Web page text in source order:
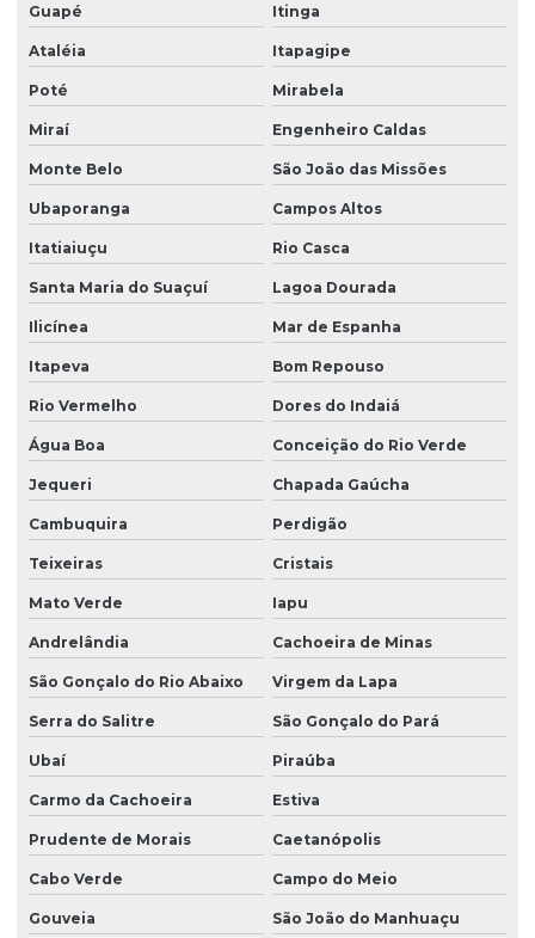
Plantio de grama em rodovias
Plantio de grama em rodovias em sp
Plantio de grama em são paulo
Plantio de grama por semeadura
Plantio de grama em talude
Plantio de grama em tapete
Plantio de gramados
Produtor de grama
Produtor de grama batatais
Produtor de grama bermuda
Produtor de grama para campo de futebol
Produtor de grama para campo de golfe
Produtor de grama coreana
Produtor de grama entregue para obras
Produtor de grama esmeralda
Produtor de grama esmeralda em minas gerais
Produtor de grama esmeralda em são paulo
Produtor de grama são carlos
Produtor de grama são carlos em paraná
Guapé Itinga
Ataléia Itapagipe
Poté Mirabela
Miraí Engenheiro Caldas
Monte Belo São João das Missões
Ubaporanga Campos Altos
Itatiaiuçu Rio Casca
Santa Maria do Suaçuí Lagoa Dourada
Ilicínea Mar de Espanha
Itapeva Bom Repouso
Rio Vermelho Dores do Indaiá
Água Boa Conceição do Rio Verde
Jequeri Chapada Gaúcha
Cambuquira Perdigão
Teixeiras Cristais
Mato Verde Iapu
Andrelândia Cachoeira de Minas
São Gonçalo do Rio Abaixo Virgem da Lapa
Serra do Salitre São Gonçalo do Pará
Ubaí Piraúba
Carmo da Cachoeira Estiva
Prudente de Morais Caetanópolis
Cabo Verde Campo do Meio
Gouveia São João do Manhuaçu